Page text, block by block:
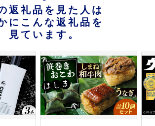
返礼品を見た人は
にこんな返礼品を
見ています。